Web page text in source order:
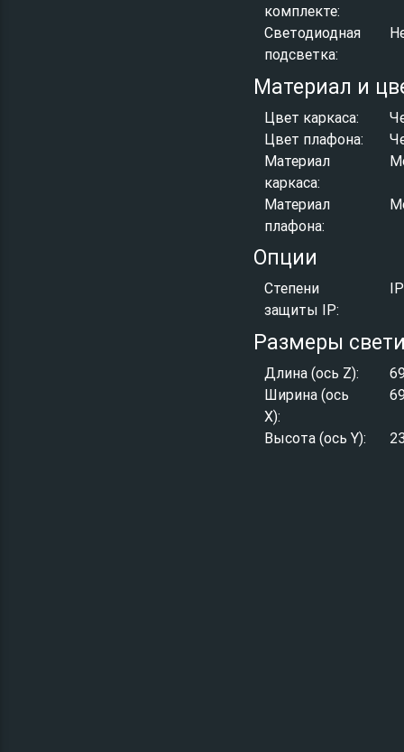
комплекте:
Светодиодная
подсветка:
Материал и
Цвет каркаса:
Цвет плафона:
Материал
каркаса:
Материал
плафона:
Опции
Степени
защиты IP:
Размеры
Длина (ось Z):
Ширина (ось
X):
Высота (ось Y):